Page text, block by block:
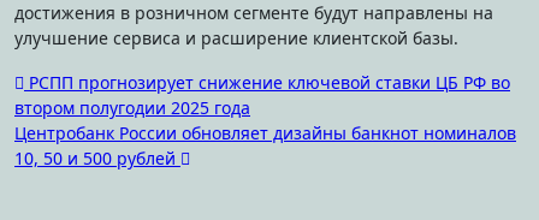
достижения в розничном сегменте будут направлены на
улучшение сервиса и расширение клиентской базы.
Навигация
по
записям
РСПП прогнозирует снижение ключевой ставки ЦБ РФ во
втором полугодии 2025 года
Центробанк России обновляет дизайны банкнот номиналов
10, 50 и 500 рублей